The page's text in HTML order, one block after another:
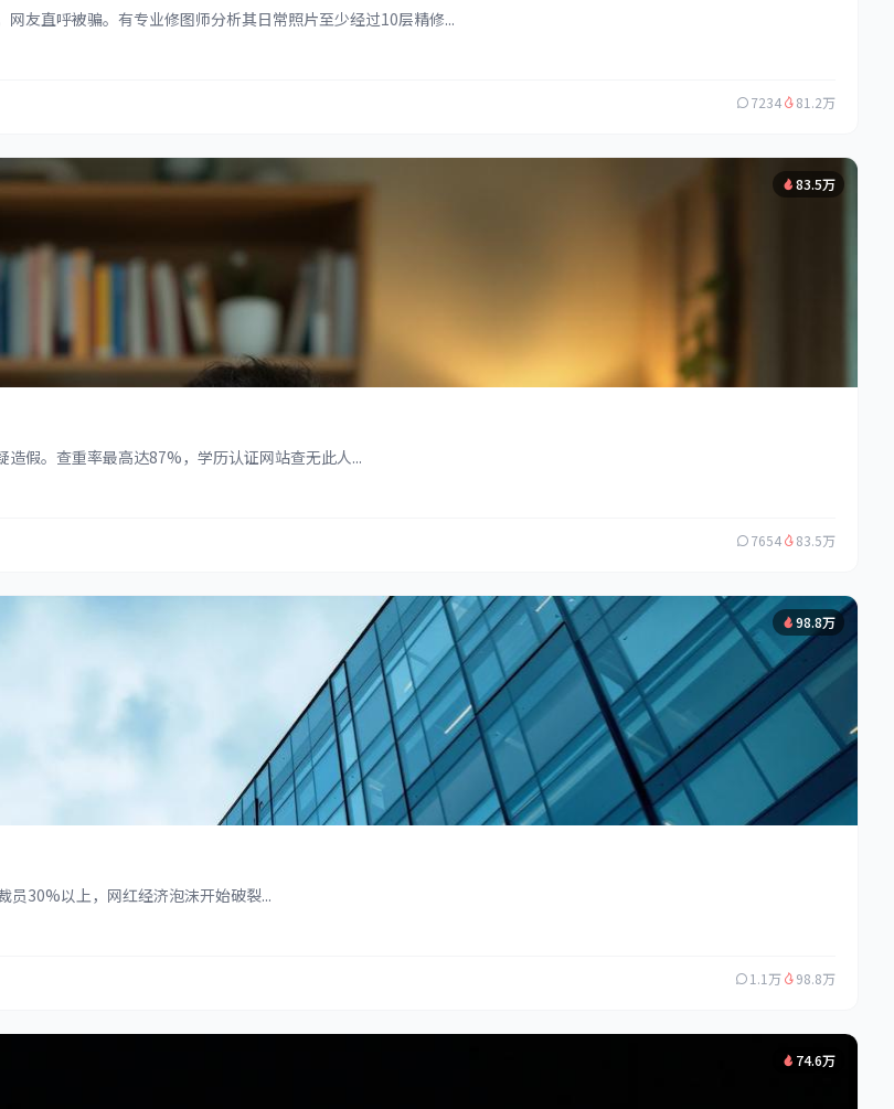
友直呼被骗。有专业修图师分析其日常照片至少经过10层精修...
7234 81.2万
83.5万
假。查重率最高达87%，学历认证网站查无此人...
7654 83.5万
98.8万
员30%以上，网红经济泡沫开始破裂...
1.1万 98.8万
74.6万